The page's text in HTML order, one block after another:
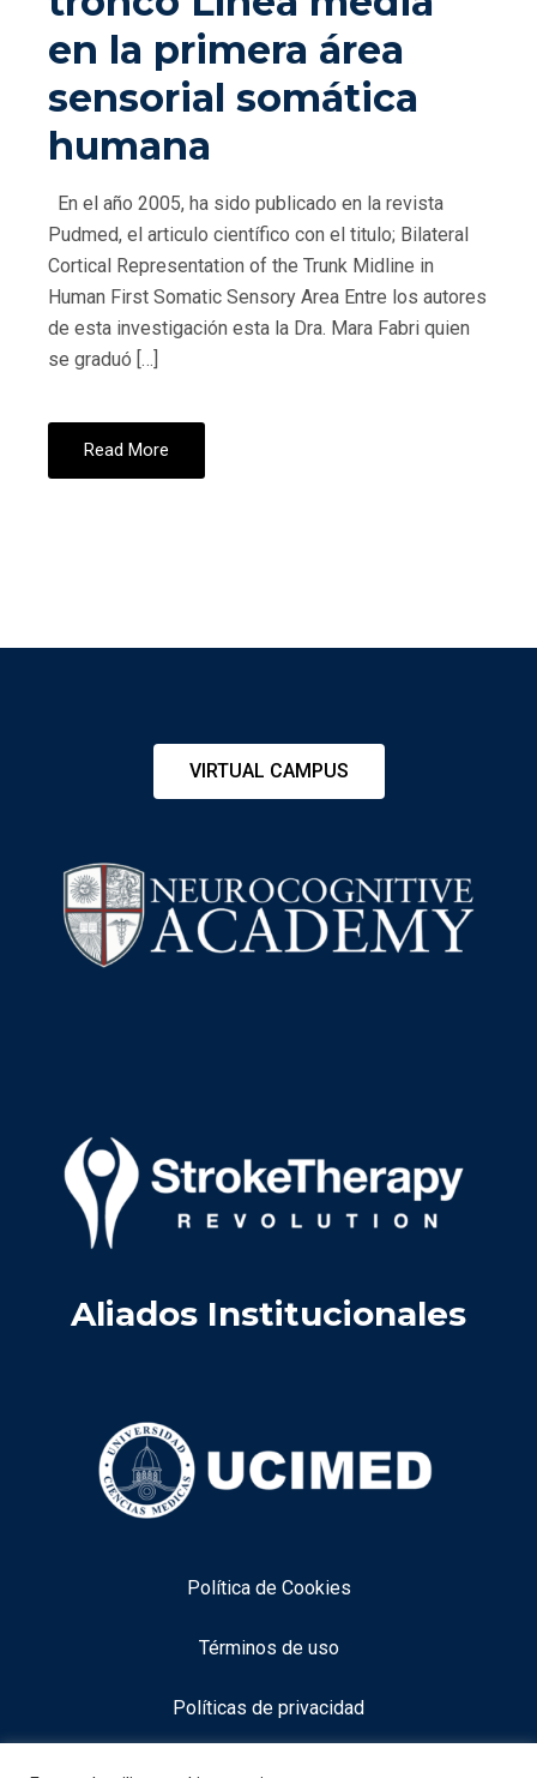
en la primera área
sensorial somática
humana
En el año 2005, ha sido publicado en la revista
Pudmed, el articulo científico con el titulo; Bilateral
Cortical Representation of the Trunk Midline in
Human First Somatic Sensory Area Entre los autores
de esta investigación esta la Dra. Mara Fabri quien
se graduó […]
Read More
VIRTUAL CAMPUS
Aliados Institucionales
Política de Cookies
Términos de uso
Políticas de privacidad